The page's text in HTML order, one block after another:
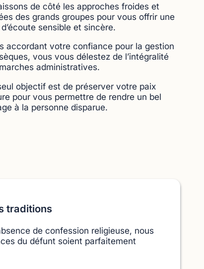
de côté les approches froides et
des grands groupes pour vous offrir une
sensible et sincère.
accordant votre confiance pour la gestion
vous vous délestez de l’intégralité
administratives.
objectif est de préserver votre paix
pour vous permettre de rendre un bel
à la personne disparue.
traditions
de confession religieuse, nous
du défunt soient parfaitement